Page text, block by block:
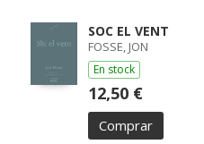
SOC EL VENT
FOSSE, JON
En stock
12,50 €
Comprar